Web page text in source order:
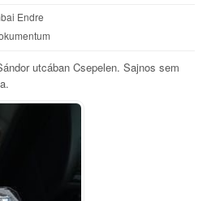
Endre
utcában Csepelen. Sajnos sem